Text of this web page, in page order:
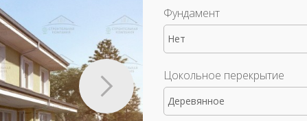
Фундамент
Нет
Цокольное перекрытие
Деревянное